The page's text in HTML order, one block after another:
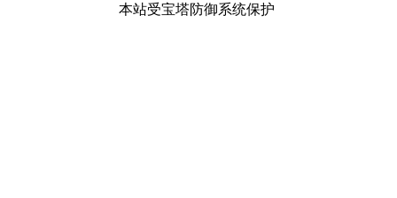
本站受宝塔防御系统保护